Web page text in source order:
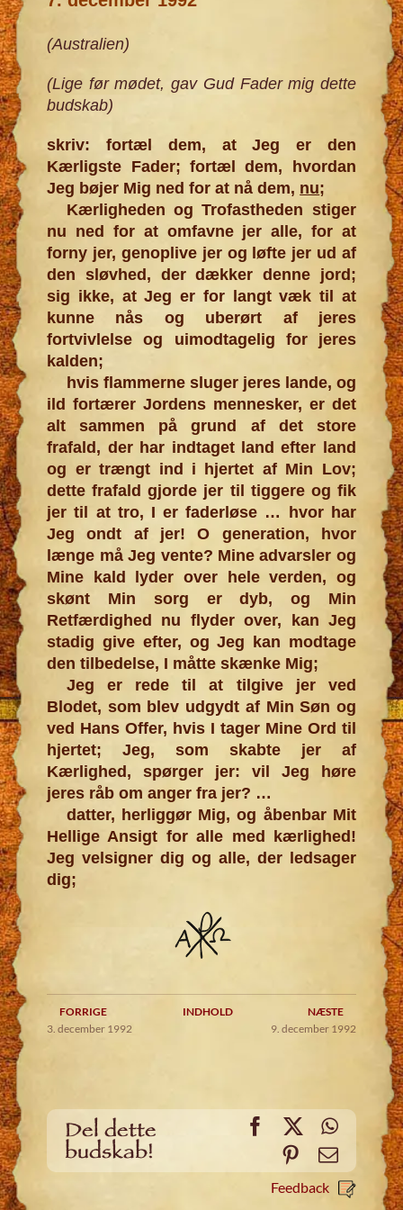
(Australien)
(Lige før mødet, gav Gud Fader mig dette
budskab)
skriv: fortæl dem, at Jeg er den
Kærligste Fader; fortæl dem, hvordan
Jeg bøjer Mig ned for at nå dem, nu;
Kærligheden og Trofastheden stiger
nu ned for at omfavne jer alle, for at
forny jer, genoplive jer og løfte jer ud af
den sløvhed, der dækker denne jord;
sig ikke, at Jeg er for langt væk til at
kunne nås og uberørt af jeres
fortvivlelse og uimodtagelig for jeres
kalden;
hvis flammerne sluger jeres lande, og
ild fortærer Jordens mennesker, er det
alt sammen på grund af det store
frafald, der har indtaget land efter land
og er trængt ind i hjertet af Min Lov;
dette frafald gjorde jer til tiggere og fik
jer til at tro, I er faderløse ️… hvor har
Jeg ondt af jer! O generation, hvor
længe må Jeg vente? Mine advarsler og
Mine kald lyder over hele verden, og
skønt Min sorg er dyb, og Min
Retfærdighed nu flyder over, kan Jeg
stadig give efter, og Jeg kan modtage
den tilbedelse, I måtte skænke Mig;
Jeg er rede til at tilgive jer ved
Blodet, som blev udgydt af Min Søn og
ved Hans Offer, hvis I tager Mine Ord til
hjertet; Jeg, som skabte jer af
Kærlighed, spørger jer: vil Jeg høre
jeres råb om anger fra jer? ️…
datter, herliggør Mig, og åbenbar Mit
Hellige Ansigt for alle med kærlighed!
Jeg velsigner dig og alle, der ledsager
dig;
FORRIGE INDHOLD
NÆSTE
3. december 1992
9. december 1992
Del dette
budskab!
Facebook
PinterestEmail
Feedback